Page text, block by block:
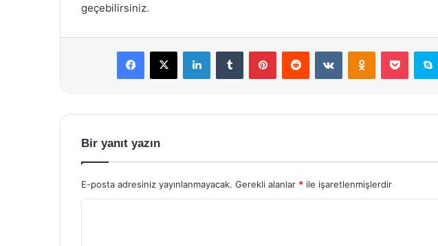
geçebilirsiniz.
Facebook
X LinkedInTumblr PinterestReddit VKontakteOdnoklassniki
Pocket
Bir yanıt yazın
E-posta adresiniz yayınlanmayacak. Gerekli alanlar * ile işaretlenmişlerdir